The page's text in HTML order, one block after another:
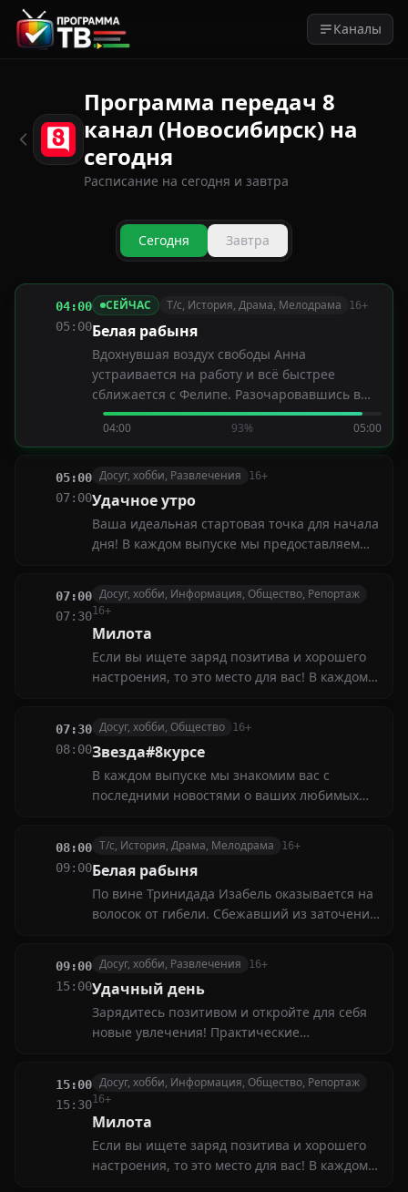
Каналы
Программа передач 8
канал (Новосибирск) на
сегодня
Расписание на сегодня и завтра
Сегодня Завтра
04:00
05:00
СЕЙЧАС Т/с, История, Драма, Мелодрама 16+
Белая рабыня
Вдохнувшая воздух свободы Анна
устраивается на работу и всё быстрее
сближается с Фелипе. Разочаровавшись в
деспотичном отце, Изабель решает
покинуть родной дом, но тут же встречает
перейти на сторону рабов...
04:00 93% 05:00
05:00
07:00
Досуг, хобби, Развлечения 16+
Удачное утро
Ваша идеальная стартовая точка для начала
дня! В каждом выпуске мы предоставляем
максимально продуктивным и позитивным
07:00
07:30
Досуг, хобби, Информация, Общество, Репортаж
16+
Милота
Если вы ищете заряд позитива и хорошего
настроения, то это место для вас! В каждом
трогательные моменты с участием
животных, детей и радостных событий
07:30
08:00
Досуг, хобби, Общество 16+
Звезда#8курсе
В каждом выпуске мы знакомим вас с
последними новостями о ваших любимых
общественность. Вы узнаете, что происходит
за кулисами концертов, съемочных
площадок и модных показов
08:00
09:00
Т/с, История, Драма, Мелодрама 16+
Белая рабыня
По вине Тринидада Изабель оказывается на
волосок от гибели. Сбежавший из заточения
долгожданным возмездием к бывшему
хозяину дону Николасу. Вскоре Эден
накрывает огнём...
09:00
15:00
Досуг, хобби, Развлечения 16+
Удачный день
Зарядитесь позитивом и откройте для себя
новые увлечения! Практические
творческие идеи помогут сделать ваш день
ярче и насыщеннее. Не пропустите
подборку лучших советов для досуга и
отдыха
15:00
15:30
Досуг, хобби, Информация, Общество, Репортаж
16+
Милота
Если вы ищете заряд позитива и хорошего
настроения, то это место для вас! В каждом